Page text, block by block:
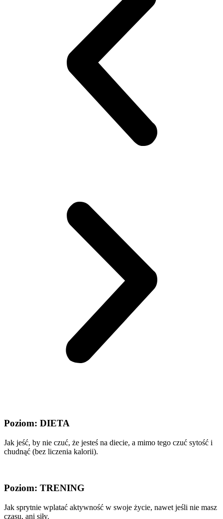
Poziom: DIETA
Jak jeść, by nie czuć, że jesteś na diecie, a mimo tego czuć sytość i
chudnąć (bez liczenia kalorii).
Poziom: TRENING
Jak sprytnie wplatać aktywność w swoje życie, nawet jeśli nie masz
czasu, ani siły.